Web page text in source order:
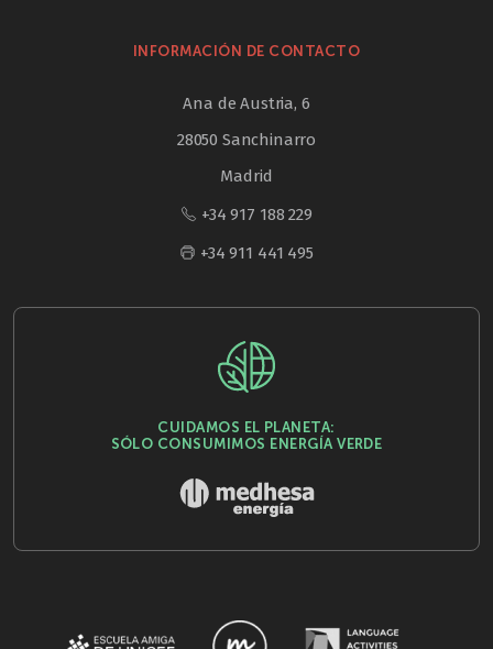
INFORMACIÓN DE CONTACTO
Ana de Austria, 6
28050 Sanchinarro
Madrid
+34 917 188 229
+34 911 441 495
CUIDAMOS EL PLANETA:
SÓLO CONSUMIMOS ENERGÍA VERDE